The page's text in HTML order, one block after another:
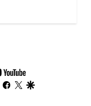
youtube-
footer
instagram
facebook
twitter